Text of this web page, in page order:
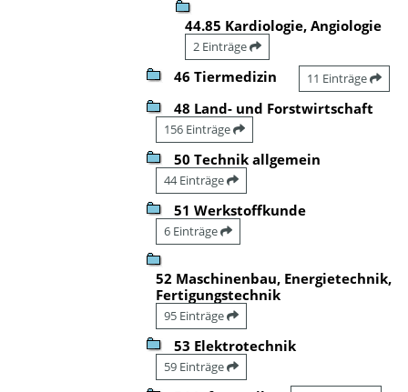
44.85 Kardiologie, Angiologie
2 Einträge
46 Tiermedizin 11 Einträge
48 Land- und Forstwirtschaft
156 Einträge
50 Technik allgemein
44 Einträge
51 Werkstoffkunde
6 Einträge
52 Maschinenbau, Energietechnik,
Fertigungstechnik
95 Einträge
53 Elektrotechnik
59 Einträge